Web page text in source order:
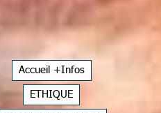
Accueil +Infos
ETHIQUE